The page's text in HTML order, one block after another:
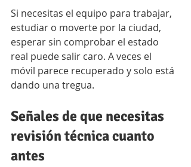
Si necesitas el equipo para trabajar,
estudiar o moverte por la ciudad,
esperar sin comprobar el estado
real puede salir caro. A veces el
móvil parece recuperado y solo está
dando una tregua.
Señales de que necesitas
revisión técnica cuanto
antes